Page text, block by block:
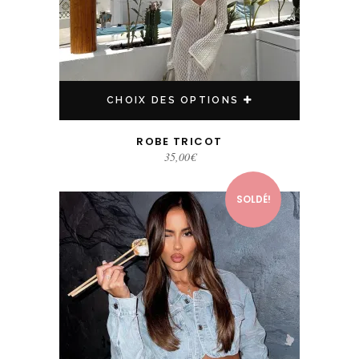
CHOIX DES OPTIONS
ROBE TRICOT
35,00€
SOLDÉ!
Ce produit a plusieurs variations. Les options peuvent être choisies sur la page du produit